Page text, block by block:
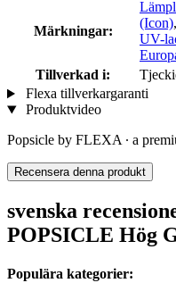
Märkningar:
(Icon),
UV-
Tillverkad i:
Flexa tillverkargaranti
Produktvideo
Popsicle by FLEXA ∙ a
Recensera denna produkt
svenska
POPSICLE Hög
Populära kategorier: